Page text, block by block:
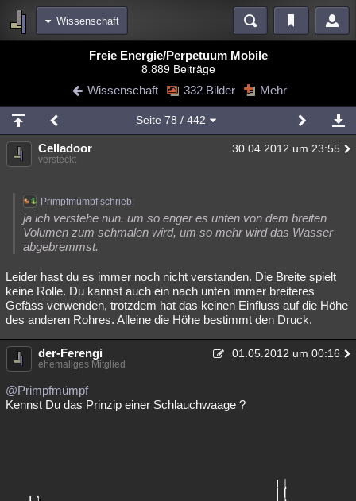
Wissenschaft
Blogs Videos
Chat Wiki Neuigkeiten
meine Rubriken
Menschen Wissenschaft Mystery Kriminalfälle
Natur Umfragen Unterhaltung
weitere Rubriken
Astronomie Helpdesk Gruppen Gaming Filme
Musik Clash Verbesserungen Allmystery English
Übersichten
Besucht Teilgenommen
Lesenswert Schlüsselwörter
Freie Energie/Perpetuum Mobile
8.889 Beiträge
Wissenschaft 332 Bilder Mehr
Seite 78 / 442
Celladoor 30.04.2012 um 23:55
versteckt
Primpfmümpf schrieb:
ja ich verstehe nun. um so enger es unten von dem breiten
Volumen zum schmalen wird, um so mehr wird das Wasser
abgebremmst.
Leider hast du es immer noch nicht verstanden. Die Breite spielt
keine Rolle. Du kannst auch ein nach unten immer breiteres
Gefäss verwenden, trotzdem hat das keinen Einfluss auf die Höhe
des anderen Rohres. Alleine die Höhe bestimmt den Druck.
der-Ferengi 01.05.2012 um 00:16
ehemaliges Mitglied
@Primpfmümpf
Kennst Du das Prinzip einer Schlauchwaage ?